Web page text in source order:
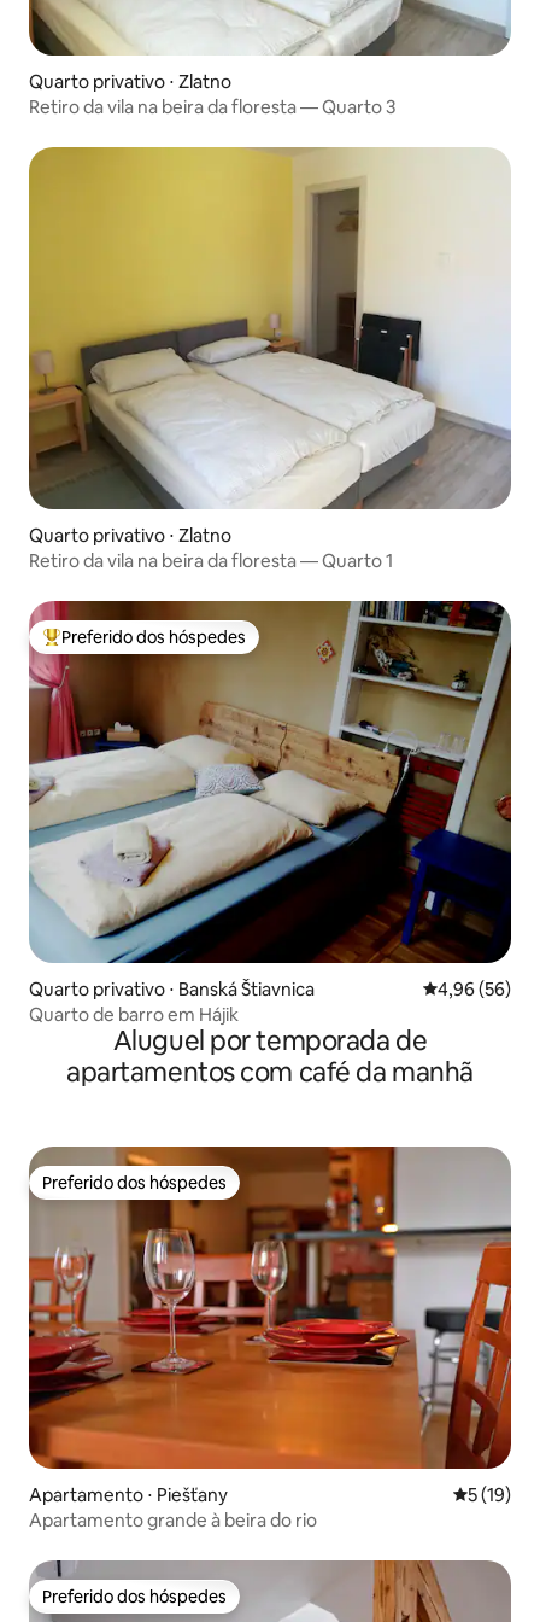
Quarto privativo ⋅ Zlatno
Retiro da vila na beira da floresta — Quarto 3
Quarto privativo ⋅ Zlatno
Retiro da vila na beira da floresta — Quarto 1
Entre os melhores preferidos dos hóspedes
Preferido dos hóspedes
Quarto privativo ⋅ Banská Štiavnica 4,96 de uma
4,96 (56)
Quarto de barro em Hájik
Aluguel por temporada de
apartamentos com café da manhã
Preferido dos hóspedes
Preferido dos hóspedes
Apartamento ⋅ Piešťany 5 de uma
5 (19)
Apartamento grande à beira do rio
Preferido dos hóspedes
Preferido dos hóspedes